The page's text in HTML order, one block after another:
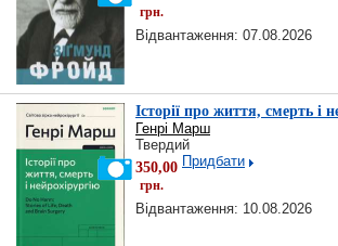
грн.
Відвантаження: 07.08.2026
Історії про життя, смерть і
Генрі Марш
Твердий
350,00
грн.
Придбати
Відвантаження: 10.08.2026